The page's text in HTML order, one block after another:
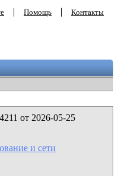
Помощь Контакты
от 2026-05-25
и сети